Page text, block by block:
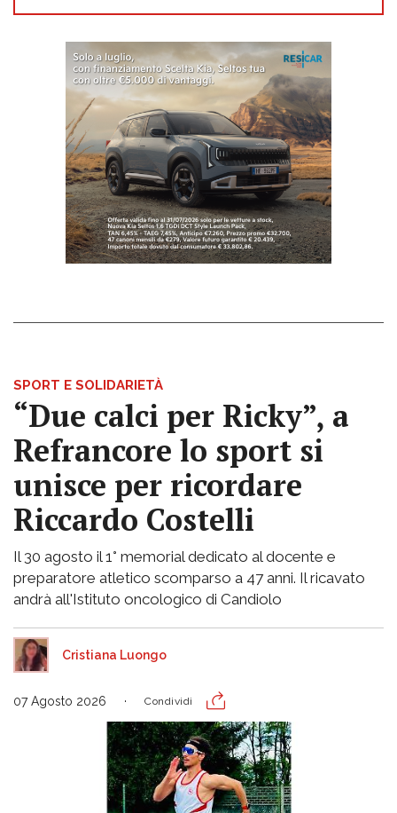
SPORT E SOLIDARIETÀ
“Due calci per Ricky”, a
Refrancore lo sport si
unisce per ricordare
Riccardo Costelli
Il 30 agosto il 1° memorial dedicato al docente e
preparatore atletico scomparso a 47 anni. Il ricavato
andrà all'Istituto oncologico di Candiolo
Cristiana Luongo
07 Agosto 2026 Condividi